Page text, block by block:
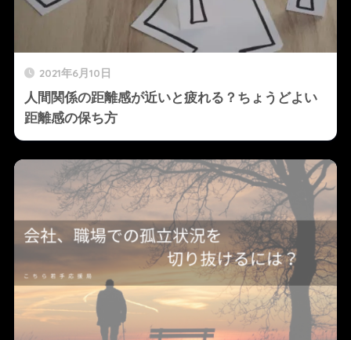
2021年6月10日
人間関係の距離感が近いと疲れる？ちょうどよい
距離感の保ち方